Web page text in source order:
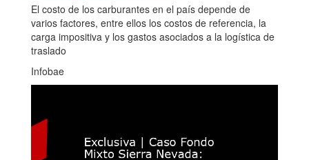
El costo de los carburantes en el país depende de
varios factores, entre ellos los costos de referencia, la
carga impositiva y los gastos asociados a la logística de
traslado
Infobae